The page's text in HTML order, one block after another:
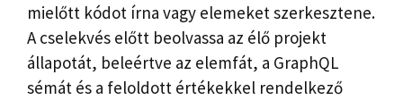
mielőtt kódot írna vagy elemeket szerkesztene.
A cselekvés előtt beolvassa az élő projekt
állapotát, beleértve az elemfát, a GraphQL
sémát és a feloldott értékekkel rendelkező